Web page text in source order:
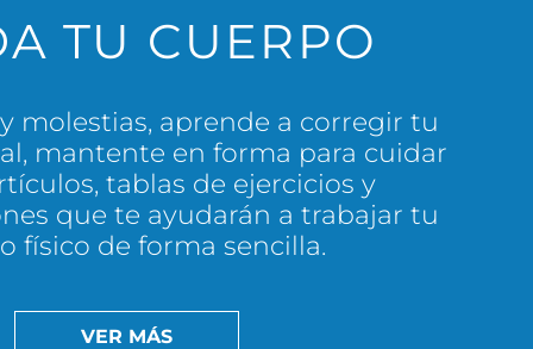
TU CUERPO
molestias, aprende a corregir tu
mantente en forma para cuidar
tablas de ejercicios y
que te ayudarán a trabajar tu
físico de forma sencilla.
VER MÁS